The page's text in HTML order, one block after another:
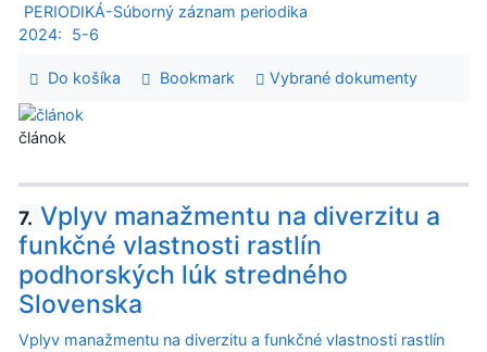
PERIODIKÁ-Súborný záznam periodika
2024:
5-6
Do košíka Bookmark Vybrané dokumenty
článok
7. Vplyv manažmentu na diverzitu a
funkčné vlastnosti rastlín
podhorských lúk stredného
Slovenska
Vplyv manažmentu na diverzitu a funkčné vlastnosti rastlín